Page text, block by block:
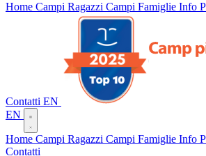
Home Campi Ragazzi Campi Famiglie Info
Contatti EN
EN
Home Campi Ragazzi Campi Famiglie Info
Contatti